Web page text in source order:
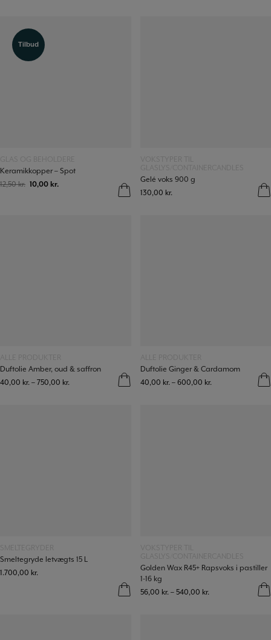
Tilbud
Keramikkopper – Spot
12,50kr. 10,00 kr.
Gelé voks 900 g
130,00 kr.
Duftolie Amber, oud & saffron
40,00 kr. – 750,00 kr.
Duftolie Ginger & Cardamom
40,00 kr.– 600,00 kr.
Smeltegryde letvægts 15 L
1.700,00 kr.
Golden Wax R45+ Rapsvoks i pastiller
1-16 kg
56,00 kr.– 540,00 kr.